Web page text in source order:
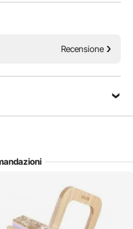
Che si tratti di sapone
rendendo più fluido il
Recensione